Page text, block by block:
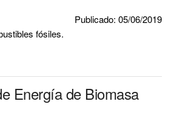
Publicado: 05/06/2019
fósiles.
Energía de Biomasa